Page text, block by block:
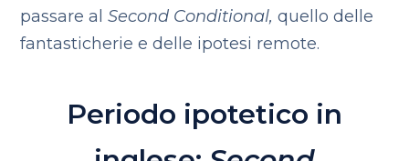
passare alSecond Conditional, quello delle
fantasticherie e delle ipotesi remote.
Periodo ipotetico in